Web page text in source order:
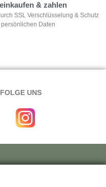
& zahlen
SSL Verschlüsselung & Schutz
persönlichen Daten
FOLGE UNS